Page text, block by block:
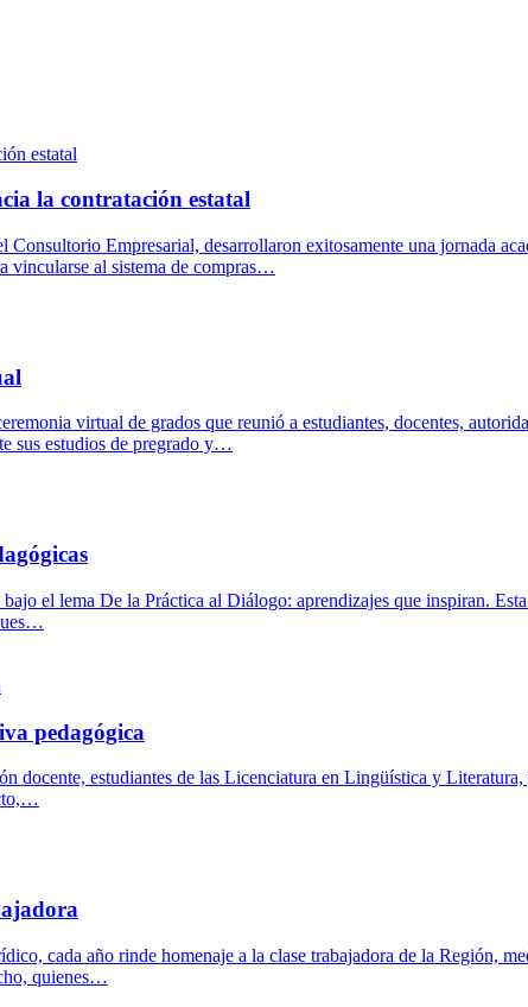
la contratación estatal
Empresarial, desarrollaron exitosamente una jornada
vincularse al sistema de compras…
virtual de grados que reunió a estudiantes, docentes,
sus estudios de pregrado y…
el lema De la Práctica al Diálogo: aprendizajes que inspiran.
pedagógica
docente, estudiantes de las Licenciatura en Lingüística y
cada año rinde homenaje a la clase trabajadora de la Región,
quienes…